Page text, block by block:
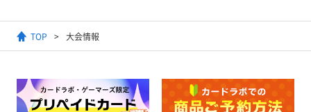
TOP 大会情報